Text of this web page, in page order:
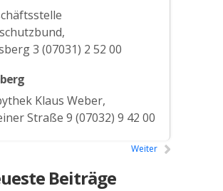
3 (07031) 2 52 00
Klaus Weber,
Straße 9 (07032) 9 42 00
Weiter
Beiträge